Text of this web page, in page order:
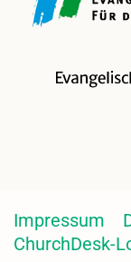
Impressum
ChurchDesk-